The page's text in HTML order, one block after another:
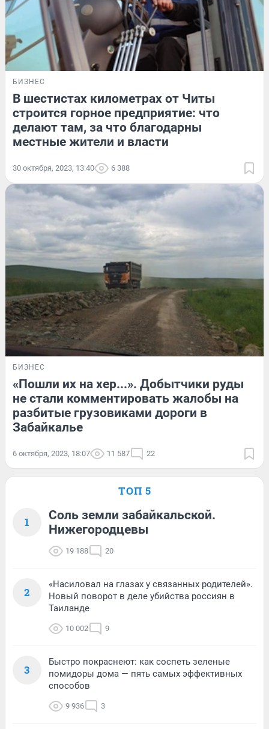
БИЗНЕС
В шестистах километрах от Читы
строится горное предприятие: что
делают там, за что благодарны
местные жители и власти
30 октября, 2023, 13:40 6 388
БИЗНЕС
«Пошли их на хер...». Добытчики руды
не стали комментировать жалобы на
разбитые грузовиками дороги в
Забайкалье
6 октября, 2023, 18:07 11 587 22
ТОП 5
1
Соль земли забайкальской.
Нижегородцевы
19 188 20
2
«Насиловал на глазах у связанных родителей».
Новый поворот в деле убийства россиян в
Таиланде
10 002 9
3
Быстро покраснеют: как соспеть зеленые
помидоры дома — пять самых эффективных
способов
9 936 3